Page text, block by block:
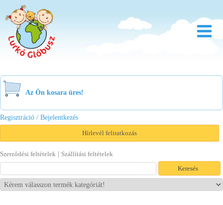
Bölcsőde
Család
Akció
Viszonteladóknak
Az Ön kosara üres!
Regisztráció / Bejelentkezés
Hírlevél feliratkozás
Szerződési feltételek | Szállítási feltételek